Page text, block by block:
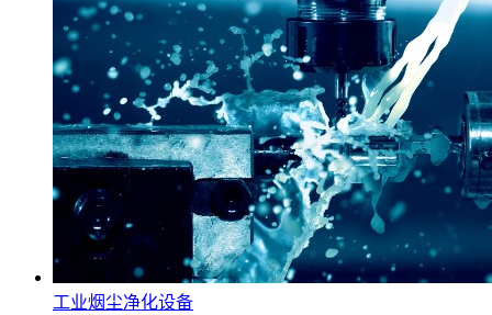
工业烟尘净化设备